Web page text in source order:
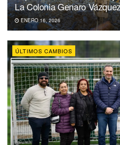
La Colonia Genaro
ENERO 16, 2026
ÚLTIMOS CAMBIOS